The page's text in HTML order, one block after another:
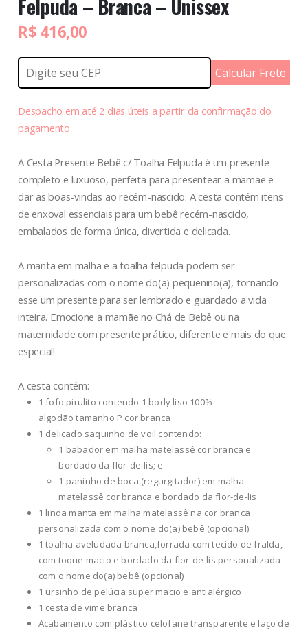
Felpuda – Branca – Unissex
R$416,00
Calcular Frete
Despacho em até 2 dias úteis a partir da confirmação do
pagamento
A Cesta Presente Bebê c/ Toalha Felpuda é um presente
completo e luxuoso, perfeita para presentear a mamãe e
dar as boas-vindas ao recém-nascido. A cesta contém itens
de enxoval essenciais para um bebê recém-nascido,
embalados de forma única, divertida e delicada.
A manta em malha e a toalha felpuda podem ser
personalizadas com o nome do(a) pequenino(a), tornando
esse um presente para ser lembrado e guardado a vida
inteira. Emocione a mamãe no Chá de Bebê ou na
maternidade com presente prático, diferente e mais do que
especial!
A cesta contém:
1 fofo pirulito contendo 1 body liso 100%
algodão tamanho P cor branca
1 delicado saquinho de voil contendo:
1 babador em malha matelassê cor branca e
bordado da flor-de-lis; e
1 paninho de boca (regurgitador) em malha
matelassê cor branca e bordado da flor-de-lis
1 linda manta em malha matelassê na cor branca
personalizada com o nome do(a) bebê (opcional)
1 toalha aveludada branca,forrada com tecido de fralda,
com toque macio e bordado da flor-de-lis personalizada
com o nome do(a) bebê (opcional)
1 ursinho de pelúcia super macio e antialérgico
1 cesta de vime branca
Acabamento com plástico celofane transparente e laço de